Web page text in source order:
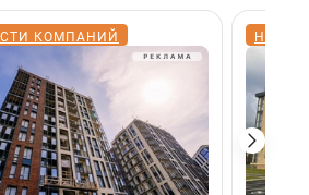
КОМПАНИЙ